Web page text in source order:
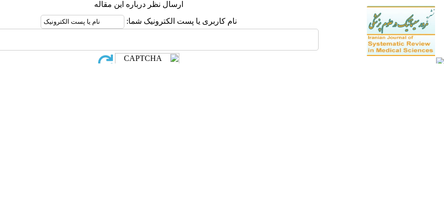
ارسال نظر درباره این مقاله
نام کاربری یا پست الکترونیک شما: